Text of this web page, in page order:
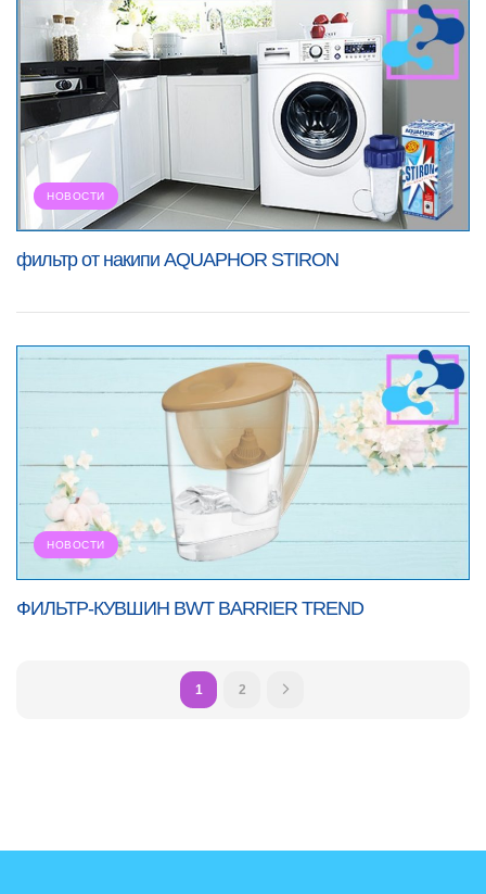
НОВОСТИ
фильтр от накипи AQUAPHOR STIRON
НОВОСТИ
ФИЛЬТР-КУВШИН BWT BARRIER TREND
1 2